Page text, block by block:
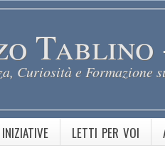
Tablino
Curiosità e Formazione
LETTI PER VOI